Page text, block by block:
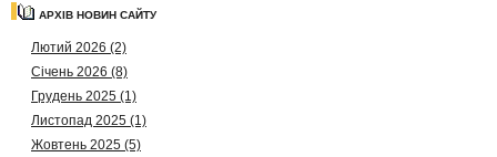
АРХІВ НОВИН САЙТУ
Лютий 2026 (2)
Січень 2026 (8)
Грудень 2025 (1)
Листопад 2025 (1)
Жовтень 2025 (5)